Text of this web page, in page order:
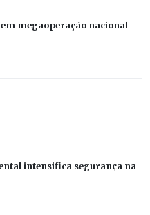
megaoperação nacional
intensifica segurança na